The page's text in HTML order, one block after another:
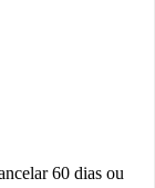
60 dias ou